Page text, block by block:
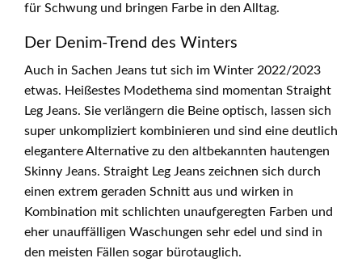
für Schwung und bringen Farbe in den Alltag.
Der Denim-Trend des Winters
Auch in Sachen Jeans tut sich im Winter 2022/2023
etwas. Heißestes Modethema sind momentan Straight
Leg Jeans. Sie verlängern die Beine optisch, lassen sich
super unkompliziert kombinieren und sind eine deutlich
elegantere Alternative zu den altbekannten hautengen
Skinny Jeans. Straight Leg Jeans zeichnen sich durch
einen extrem geraden Schnitt aus und wirken in
Kombination mit schlichten unaufgeregten Farben und
eher unauffälligen Waschungen sehr edel und sind in
den meisten Fällen sogar bürotauglich.